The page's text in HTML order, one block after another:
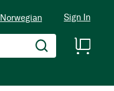
Norwegian Sign In